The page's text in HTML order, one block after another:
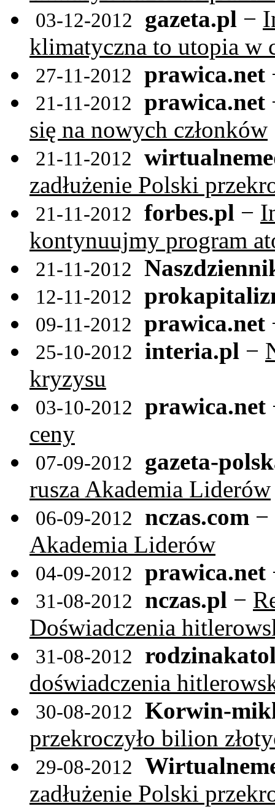
03-12-2012 gazeta.pl −
klimatyczna to utopia w
27-11-2012 prawica.net
21-11-2012 prawica.net
się na nowych członków
21-11-2012
zadłużenie Polski
21-11-2012 forbes.pl −
kontynuujmy program
21-11-2012
12-11-2012
09-11-2012 prawica.net
25-10-2012 interia.pl −
kryzysu
03-10-2012 prawica.net
ceny
07-09-2012
gazeta-
rusza Akademia Liderów
06-09-2012 nczas.com −
Akademia Liderów
04-09-2012 prawica.net
31-08-2012 nczas.pl −
Doświadczenia
31-08-2012
doświadczenia
30-08-2012
Korwin-
przekroczyło bilion
29-08-2012
zadłużenie Polski